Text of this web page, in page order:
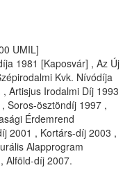
UMIL]
1981 [Kaposvár] , Az Új
Kvk. Nívódíja
Artisjus Irodalmi Díj 1993
Soros-ösztöndíj 1997 ,
Érdemrend
2001 , Kortárs-díj 2003 ,
Alapprogram
Alföld-díj 2007.